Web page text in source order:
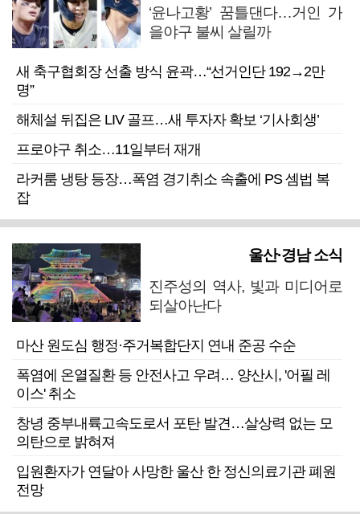
‘윤나고황’ 꿈틀댄다…거인 가
을야구 불씨 살릴까
새 축구협회장 선출 방식 윤곽…“선거인단 192→2만
명”
해체설 뒤집은 LIV 골프…새 투자자 확보 ‘기사회생’
프로야구 취소…11일부터 재개
라커룸 냉탕 등장…폭염 경기취소 속출에 PS 셈법 복
잡
울산·경남 소식
진주성의 역사, 빛과 미디어로
되살아난다
마산 원도심 행정·주거복합단지 연내 준공 수순
폭염에 온열질환 등 안전사고 우려… 양산시, '어필 레
이스' 취소
창녕 중부내륙고속도로서 포탄 발견…살상력 없는 모
의탄으로 밝혀져
입원환자가 연달아 사망한 울산 한 정신의료기관 폐원
전망